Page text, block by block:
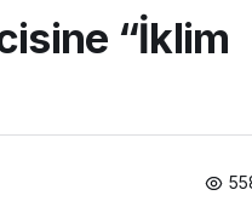
“İklim